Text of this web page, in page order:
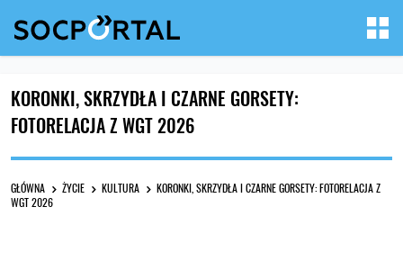
KORONKI, SKRZYDŁA I CZARNE GORSETY:
FOTORELACJA Z WGT 2026
GŁÓWNA ŻYCIE KULTURA
KORONKI, SKRZYDŁA I CZARNE GORSETY: FOTORELACJA Z
WGT 2026